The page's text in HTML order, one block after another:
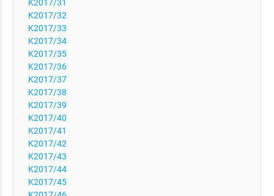
K2017/31
K2017/32
K2017/33
K2017/34
K2017/35
K2017/36
K2017/37
K2017/38
K2017/39
K2017/40
K2017/41
K2017/42
K2017/43
K2017/44
K2017/45